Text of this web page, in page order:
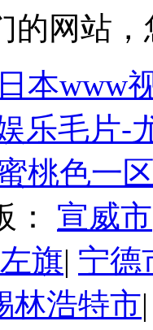
的网站
本www
乐毛片-
桃色一
： 宣威市
旗| 宁德
林浩特市